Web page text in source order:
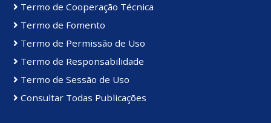
Termo de Cooperação Técnica
Termo de Fomento
Termo de Permissão de Uso
Termo de Responsabilidade
Termo de Sessão de Uso
Consultar Todas Publicações